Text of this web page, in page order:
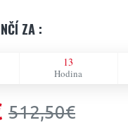
ZA :
13
Hodina
512,50€